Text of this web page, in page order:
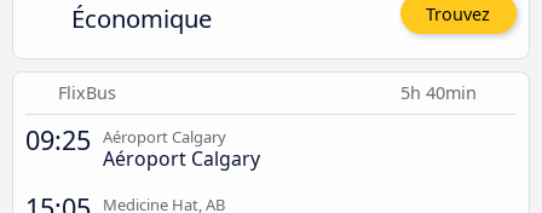
Économique Trouvez
FlixBus 5h 40min
09:25 Aéroport Calgary
Aéroport Calgary
Medicine Hat, AB